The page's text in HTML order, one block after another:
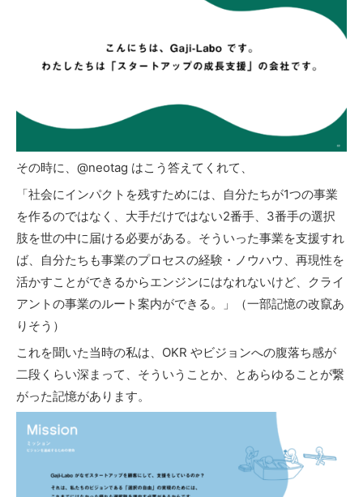
その時に、@neotag はこう答えてくれて、
「社会にインパクトを残すためには、自分たちが1つの事業
を作るのではなく、大手だけではない2番手、3番手の選択
肢を世の中に届ける必要がある。そういった事業を支援すれ
ば、自分たちも事業のプロセスの経験・ノウハウ、再現性を
活かすことができるからエンジンにはなれないけど、クライ
アントの事業のルート案内ができる。」（一部記憶の改竄あ
りそう）
これを聞いた当時の私は、OKR やビジョンへの腹落ち感が
二段くらい深まって、そういうことか、とあらゆることが繋
がった記憶があります。